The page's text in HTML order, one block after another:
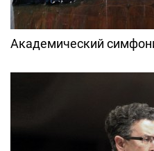
Академический